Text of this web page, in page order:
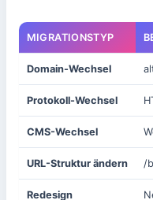
MIGRATIONSTYP
Domain-Wechsel
Protokoll-Wechsel
CMS-Wechsel
URL-Struktur ändern /
Redesign